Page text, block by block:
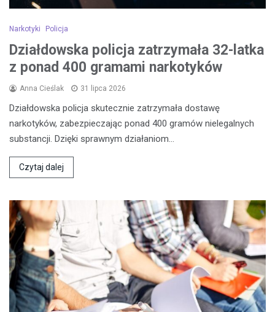
Narkotyki Policja
Działdowska policja zatrzymała 32-latka
z ponad 400 gramami narkotyków
Anna Cieślak 31 lipca 2026
Działdowska policja skutecznie zatrzymała dostawę
narkotyków, zabezpieczając ponad 400 gramów nielegalnych
substancji. Dzięki sprawnym działaniom…
Czytaj dalej